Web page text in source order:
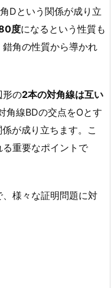
Dという関係が成り立
度になるという性質も
角の性質から導かれ
形の2本の対角線は互い
角線BDの交点をOとす
が成り立ちます。こ
重要なポイントで
様々な証明問題に対